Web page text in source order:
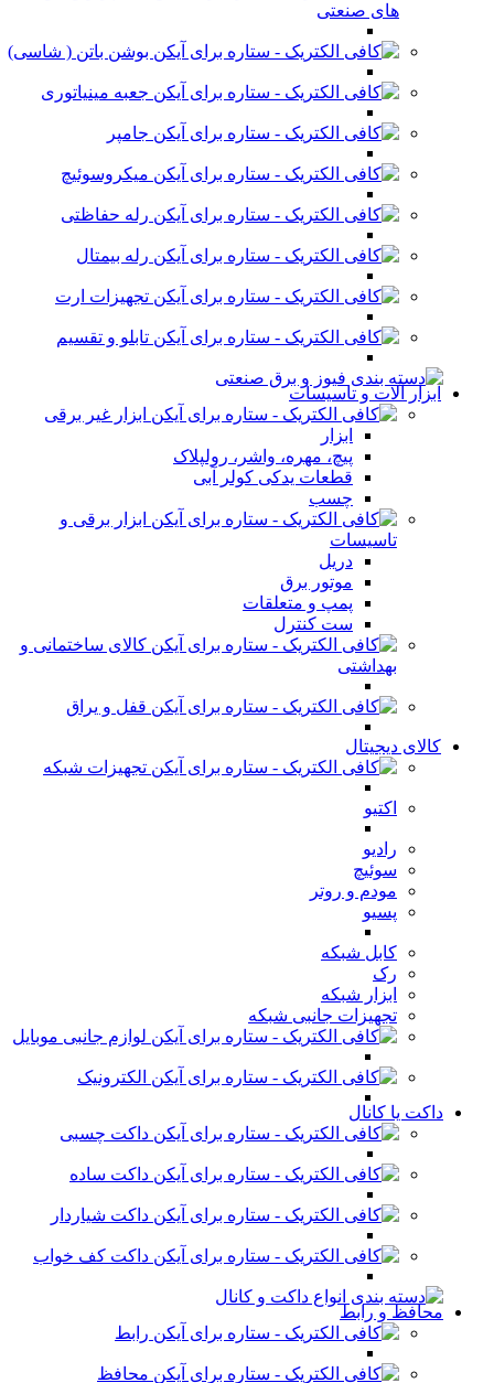
های صنعتی
بوشن باتن ( شاسی)
جعبه مینیاتوری
جامپر
میکروسوئیچ
رله حفاظتی
رله بیمتال
تجهیزات ارت
تابلو و تقسیم
ابزار آلات و تاسیسات
ابزار غیر برقی
ابزار
پیچ، مهره، واشر، رولپلاک
قطعات یدکی کولر آبی
چسب
ابزار برقی و
تاسیسات
دریل
موتور برق
پمپ و متعلقات
ست کنترل
کالای ساختمانی و
بهداشتی
قفل و یراق
کالای دیجیتال
تجهیزات شبکه
اکتیو
رادیو
سوئیچ
مودم و روتر
پسیو
کابل شبکه
رک
ابزار شبکه
تجهیزات جانبی شبکه
لوازم جانبی موبایل
الکترونیک
داکت یا کانال
داکت چسبی
داکت ساده
داکت شیاردار
داکت کف خواب
محافظ و رابط
رابط
محافظ